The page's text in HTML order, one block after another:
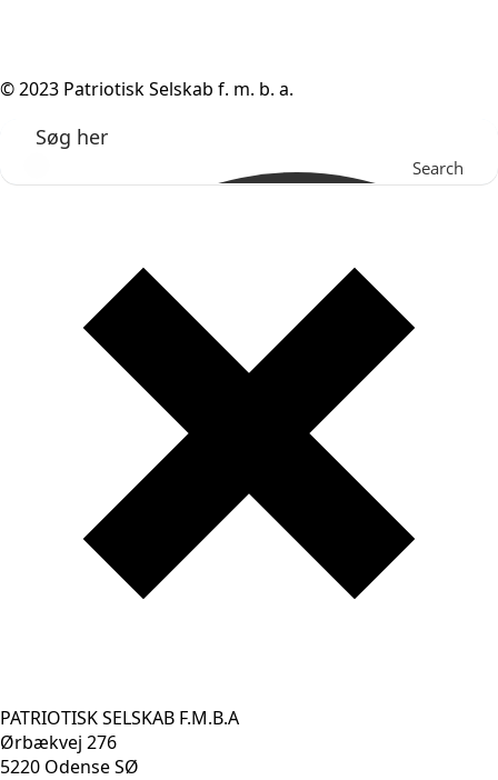
© 2023 Patriotisk Selskab f. m. b. a.
Search
PATRIOTISK SELSKAB F.M.B.A
Ørbækvej 276
5220 Odense SØ